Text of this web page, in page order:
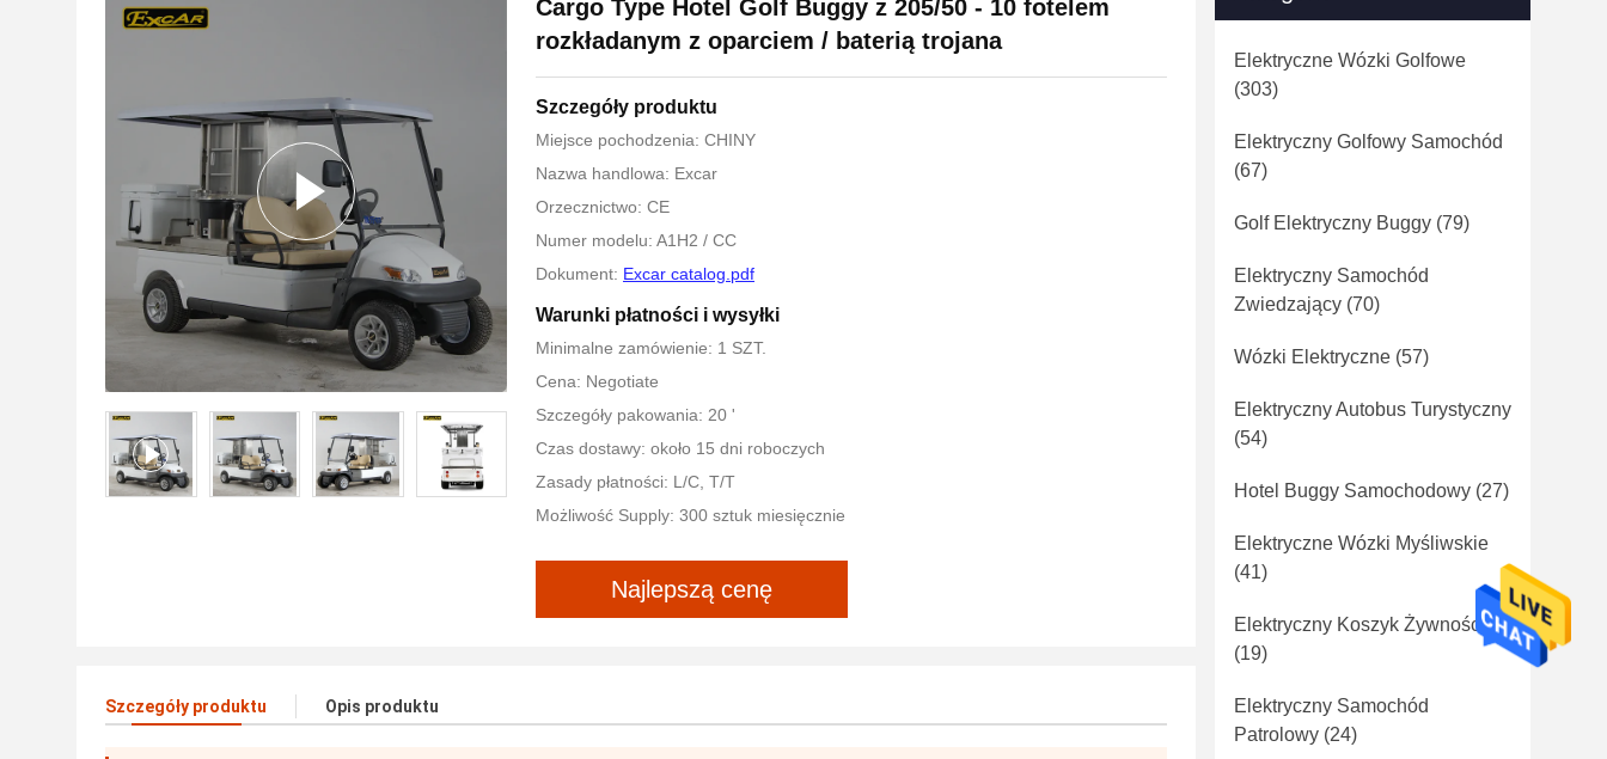
Cargo Type Hotel Golf Buggy z 205/50 - 10 fotelem
rozkładanym z oparciem / baterią trojana
Szczegóły produktu
Miejsce pochodzenia: CHINY
Nazwa handlowa: Excar
Orzecznictwo: CE
Numer modelu: A1H2 / CC
Dokument: Excar catalog.pdf
Warunki płatności i wysyłki
Minimalne zamówienie: 1 SZT.
Cena: Negotiate
Szczegóły pakowania: 20 '
Czas dostawy: około 15 dni roboczych
Zasady płatności: L/C, T/T
Możliwość Supply: 300 sztuk miesięcznie
Najlepszą cenę
Szczegóły produktu Opis produktu
Elektryczne Wózki Golfowe
(303)
Elektryczny Golfowy Samochód
(67)
Golf Elektryczny Buggy (79)
Elektryczny Samochód
Zwiedzający (70)
Wózki Elektryczne (57)
Elektryczny Autobus Turystyczny
(54)
Hotel Buggy Samochodowy (27)
Elektryczne Wózki Myśliwskie
(41)
Elektryczny Koszyk Żywności
(19)
Elektryczny Samochód
Patrolowy (24)